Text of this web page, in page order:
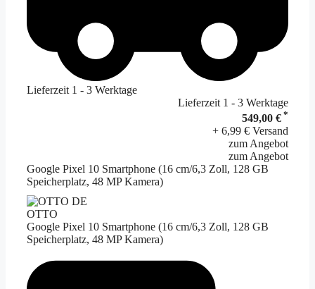
Lieferzeit 1 - 3 Werktage
Lieferzeit 1 - 3 Werktage
549,00 € *
+ 6,99 € Versand
zum Angebot
zum Angebot
Google Pixel 10 Smartphone (16 cm/6,3 Zoll, 128 GB
Speicherplatz, 48 MP Kamera)
OTTO
Google Pixel 10 Smartphone (16 cm/6,3 Zoll, 128 GB
Speicherplatz, 48 MP Kamera)